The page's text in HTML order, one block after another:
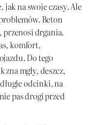
na swoje czasy. Ale
Beton
drgania.
komfort,
Do tego
mgły, deszcz,
odcinki, na
pas drogi przed